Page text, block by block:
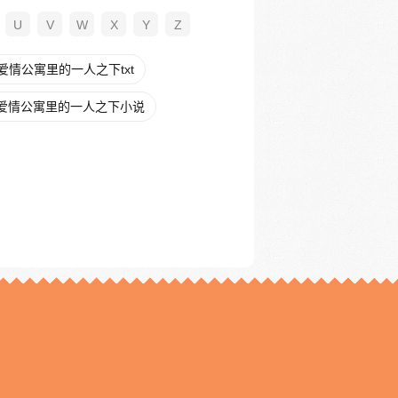
U V W X Y Z
情公寓里的一人之下txt
情公寓里的一人之下小说